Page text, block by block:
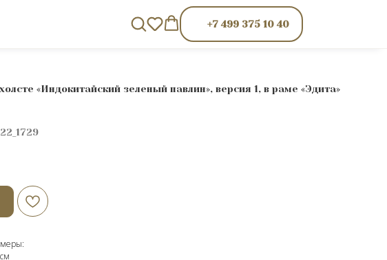
+7 499 375 10 40
«Индокитайский зеленый павлин», версия 1, в раме «Эдита»